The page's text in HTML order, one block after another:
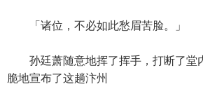
「诸位，不必如此愁眉苦脸。」
孙廷萧随意地挥了挥手，打断了堂
脆地宣布了这趟汴州